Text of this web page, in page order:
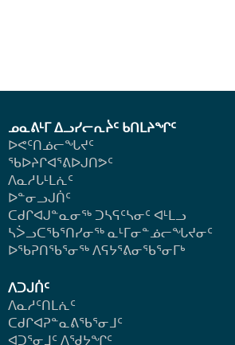
ᓄᓇᕕᒻᒥ ᐃᓗᓯᓕᕆᔩᑦ ᑲᑎᒪᔨᖏᑦ
ᐅᕙᑦᑎᓅᓕᖓᔪᑦ
ᖃᐅᔨᒋᐊᕐᕕᐅᒍᑎᕗᑦ
ᐱᓇᓱᒐᒻᒪᕇᑦ
ᐅᓐᓂᓗᒍᑏᑦ
ᑕᑯᒋᐊᒍᓐᓇᓂᖅ ᑐᓴᕋᑦᓴᓂᑦ ᐊᒻᒪᓗ
ᓴᐴᓗᑕᖃᕐᑎᓯᓂᖅ ᓇᒻᒥᓂᓐᓅᓕᖓᔪᓂᑦ
ᐅᖃᕈᑎᖃᕐᓂᖅ ᐱᕋᔭᕐᕕᓂᖃᕐᓂᒥᒃ
ᐱᑐᒍᑏᑦ
ᐱᓇᓱᑦᑎᒪᕇᑦ
ᑕᑯᒋᐊᕈᓐᓇᕕᖃᕐᓂᒧᑦ
ᐊᑐᕐᓂᒧᑦ ᐱᖁᔭᖏᑦ